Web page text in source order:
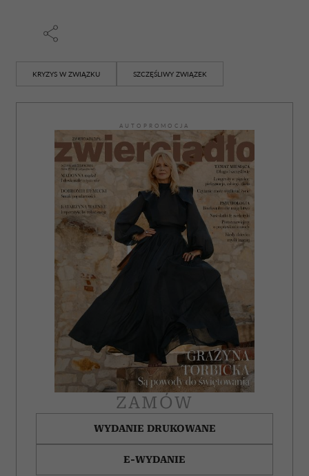
KRYZYS W ZWIĄZKU SZCZĘŚLIWY ZWIĄZEK
AUTOPROMOCJA
ZAMÓW
WYDANIE DRUKOWANE
E-WYDANIE